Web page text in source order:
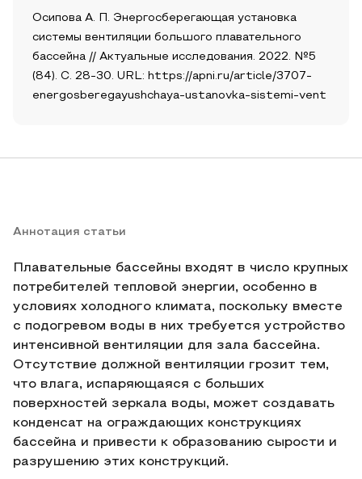
Осипова А. П. Энергосберегающая установка
системы вентиляции большого плавательного
бассейна // Актуальные исследования. 2022. №5
(84). С. 28-30. URL: https://apni.ru/article/3707-
energosberegayushchaya-ustanovka-sistemi-vent
Аннотация статьи
Плавательные бассейны входят в число крупных
потребителей тепловой энергии, особенно в
условиях холодного климата, поскольку вместе
с подогревом воды в них требуется устройство
интенсивной вентиляции для зала бассейна.
Отсутствие должной вентиляции грозит тем,
что влага, испаряющаяся с больших
поверхностей зеркала воды, может создавать
конденсат на ограждающих конструкциях
бассейна и привести к образованию сырости и
разрушению этих конструкций.